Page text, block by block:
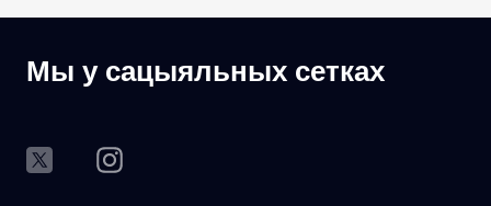
Мы у сацыяльных сетках